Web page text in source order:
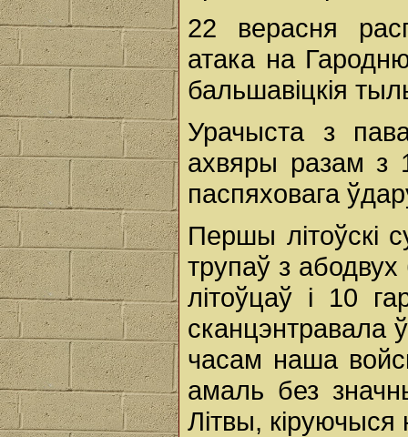
22 верасня
атака на
бальшавіцкія
Урачыста з
ахвяры разам з
паспяховага
Першы літоўскі
трупаў з
літоўцаў і 10
сканцэнтравала
часам наша
амаль без
Літвы, кіруючыся